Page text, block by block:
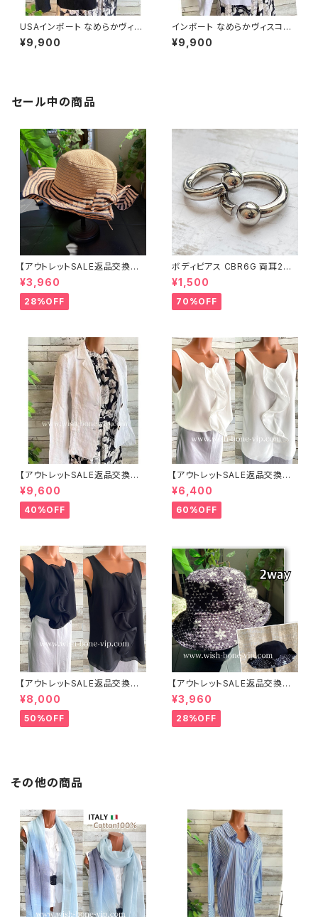
USAインポート なめらかヴィス
コース混 七分袖 カーディガン/
ブラック
¥9,900
インポート なめらかヴィスコー
ス混 羽織り 七～八分袖カーデ
ィガン/ホワイト
¥9,900
セール中の商品
【アウトレットSALE返品交換不
可8/20まで】つば広サマーハッ
ト・通気性・軽量 ワイヤー入りハ
ット ボーダー＆BIGリボン・女優
帽 UV/紫外線対策 レディースハ
¥3,960
28%OFF
ボディピアス CBR6G 両耳2個
セット 1ボール ネジ式 簡単脱着
サージカルステンレス NY直輸
入
¥1,500
70%OFF
【アウトレットSALE返品交換不
可8/20まで】イタリア製サマー
ジャケット｜Made in ITALY｜
リネン麻 飾りエリ ジャケット/ホ
ワイト
¥9,600
40%OFF
【アウトレットSALE返品交換不
可8/20まで】イタリア製 CASA
DEILUCA ITALY｜前フリル＆B
IGフリルトップス /ホワイト
¥6,400
60%OFF
【アウトレットSALE返品交換不
可8/20まで】イタリア製 CASA
DEILUCA ITALY｜前フリル＆B
IGフリルトップス /ブラック
¥8,000
50%OFF
【アウトレットSALE返品交換不
可8/20まで】ワッフル立体フラワ
ー＆無地 2way リバーシブルハ
ット・ワイヤー入り変形ハット・フ
ラワー帽子【ブラック】
¥3,960
28%OFF
その他の商品